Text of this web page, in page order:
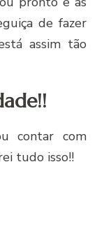
de fazer
assim tão
contar com
tudo isso!!